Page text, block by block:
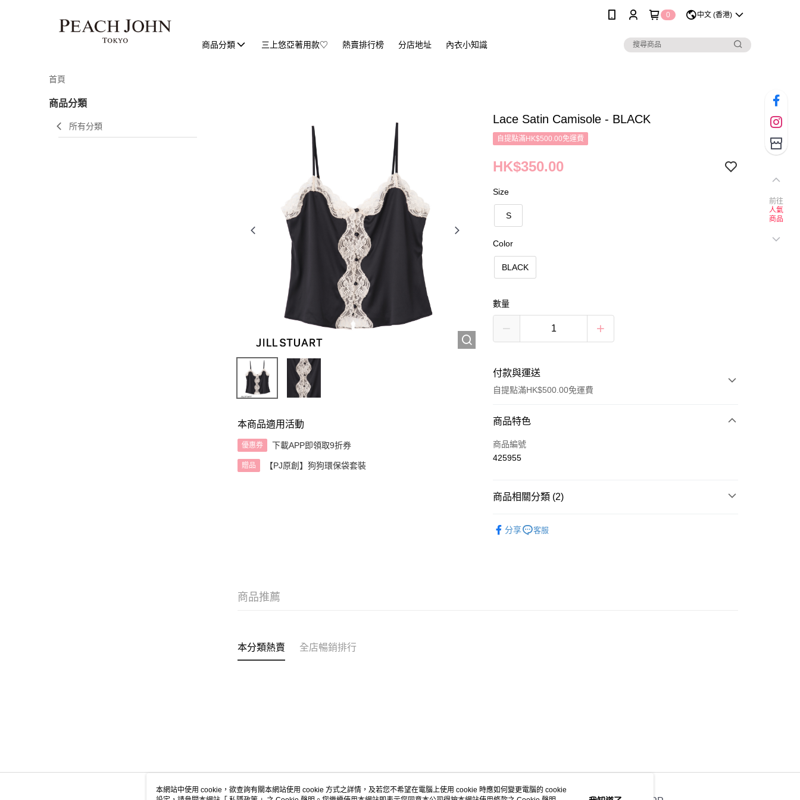
0 中文 (香港)
商品分類 三上悠亞著用款♡ 熱賣排行榜 分店地址 內衣小知識
首頁
商品分類
所有分類
本商品適用活動
優惠券 下載APP即領取9折券
贈品 【PJ原創】狗狗環保袋套裝
Lace Satin Camisole - BLACK
自提點滿HK$500.00免運費
HK$350.00
Size
S
Color
BLACK
數量
付款與運送
自提點滿HK$500.00免運費
付款方式
信用卡
送貨方式
付款後順豐自助櫃
商品特色
商品編號
425955
商品相關分類 (2)
分享 客服
商品推薦
本分類熱賣 全店暢銷排行
前往
人氣
商品
本網站中使用 cookie，欲查詢有關本網站使用 cookie 方式之詳情，及若您不希望在電腦上使用 cookie 時應如何變更電腦的 cookie